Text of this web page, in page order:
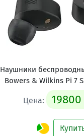
Наушники
Bowers & Wilkins Pi 7
Цена: